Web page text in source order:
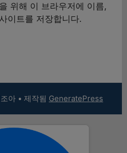
위해 이 브라우저에 이름,
이트를 저장합니다.
아 • 제작됨 GeneratePress